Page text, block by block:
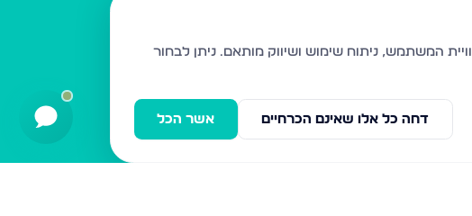
בית שמש
ביתר עילית
ניתן לבחור
אשר הכל דחה כל אלו שאינם הכרחיים